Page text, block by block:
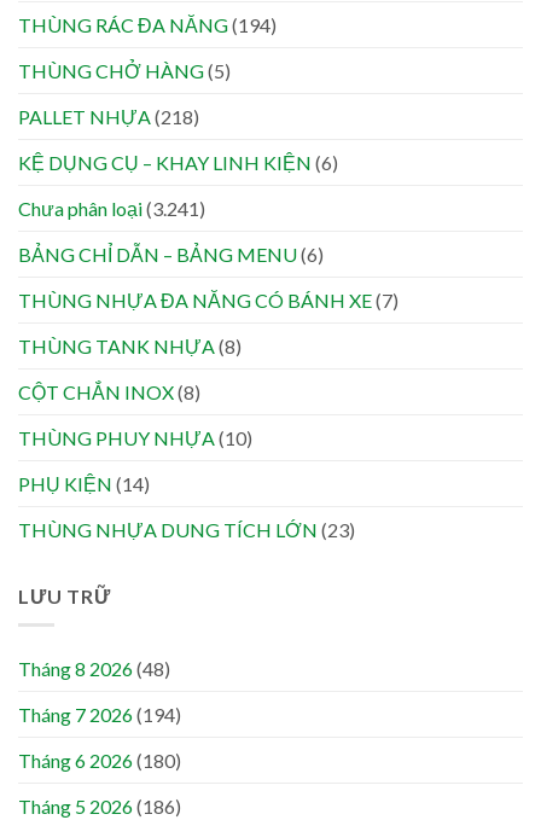
THÙNG RÁC ĐA NĂNG(194)
THÙNG CHỞ HÀNG(5)
PALLET NHỰA (218)
KỆ DỤNG CỤ – KHAY LINH KIỆN (6)
Chưa phân loại(3.241)
BẢNG CHỈ DẪN – BẢNG MENU(6)
THÙNG NHỰA ĐA NĂNG CÓ BÁNH XE(7)
THÙNG TANK NHỰA (8)
CỘT CHẮN INOX(8)
THÙNG PHUY NHỰA (10)
PHỤ KIỆN (14)
THÙNG NHỰA DUNG TÍCH LỚN (23)
LƯU TRỮ
Tháng 8 2026(48)
Tháng 7 2026(194)
Tháng 6 2026(180)
Tháng 5 2026(186)